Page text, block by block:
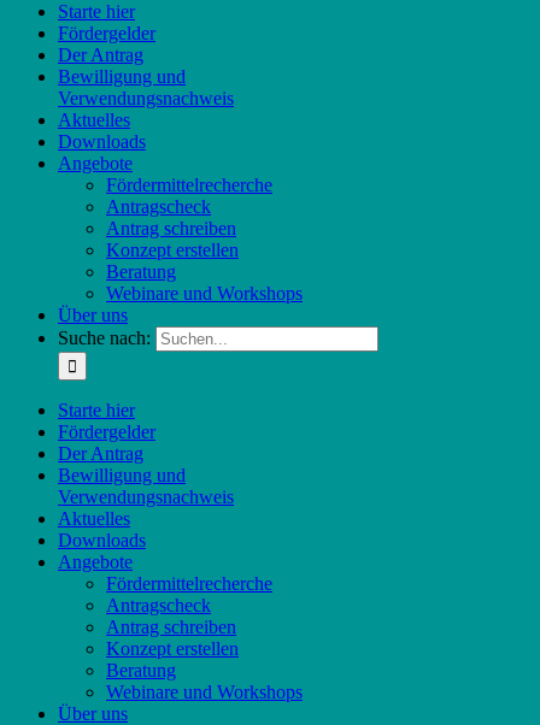
Starte hier
Fördergelder
Der Antrag
Bewilligung und
Verwendungsnachweis
Aktuelles
Downloads
Angebote
Fördermittelrecherche
Antragscheck
Antrag schreiben
Konzept erstellen
Beratung
Webinare und Workshops
Über uns
Suche nach:
Starte hier
Fördergelder
Der Antrag
Bewilligung und
Verwendungsnachweis
Aktuelles
Downloads
Angebote
Fördermittelrecherche
Antragscheck
Antrag schreiben
Konzept erstellen
Beratung
Webinare und Workshops
Über uns